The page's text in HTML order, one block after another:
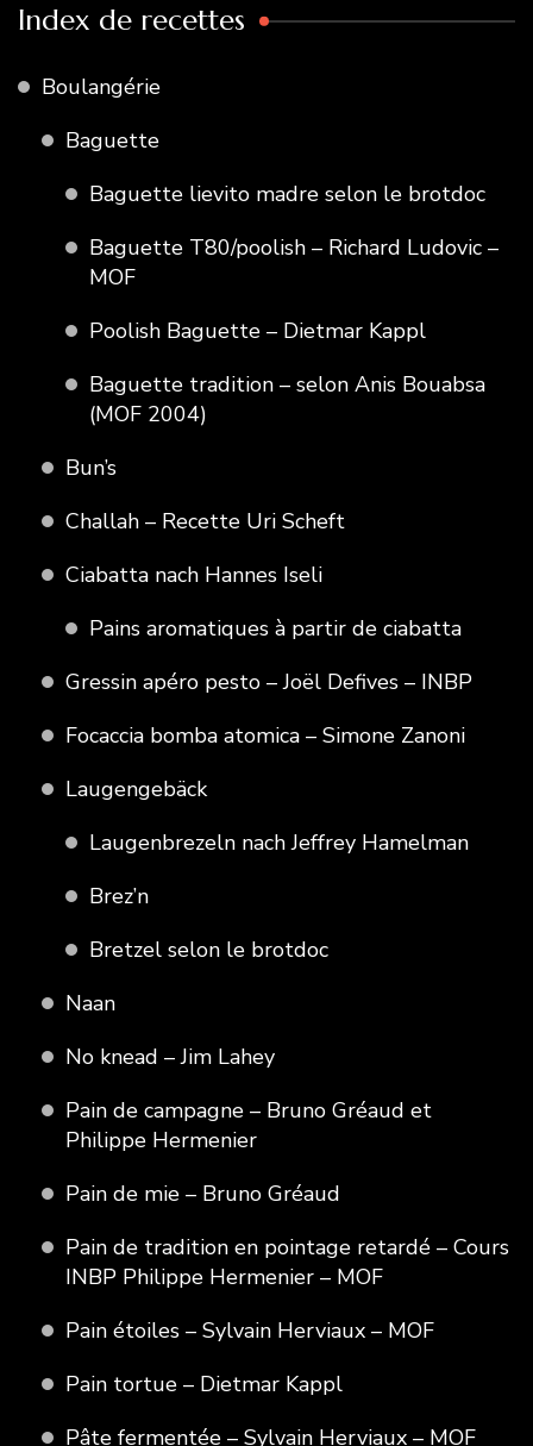
Index de recettes
Boulangérie
Baguette
Baguette lievito madre selon le brotdoc
Baguette T80/poolish – Richard Ludovic –
MOF
Poolish Baguette – Dietmar Kappl
Baguette tradition – selon Anis Bouabsa
(MOF 2004)
Bun’s
Challah – Recette Uri Scheft
Ciabatta nach Hannes Iseli
Pains aromatiques à partir de ciabatta
Gressin apéro pesto – Joël Defives – INBP
Focaccia bomba atomica – Simone Zanoni
Laugengebäck
Laugenbrezeln nach Jeffrey Hamelman
Brez’n
Bretzel selon le brotdoc
Naan
No knead – Jim Lahey
Pain de campagne – Bruno Gréaud et
Philippe Hermenier
Pain de mie – Bruno Gréaud
Pain de tradition en pointage retardé – Cours
INBP Philippe Hermenier – MOF
Pain étoiles – Sylvain Herviaux – MOF
Pain tortue – Dietmar Kappl
Pâte fermentée – Sylvain Herviaux – MOF